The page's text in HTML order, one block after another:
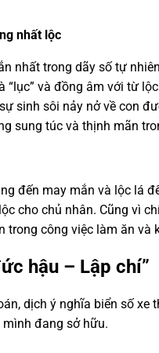
nhất lộc
nhất trong dãy số tự
và đồng âm với từ
sinh sôi nảy nở về con
sung túc và thịnh mãn
đến may mắn và lộc lá
cho chủ nhân. Cũng vì
trong công việc làm ăn và
hậu – Lập chí”
dịch ý nghĩa biển số
đang sở hữu.